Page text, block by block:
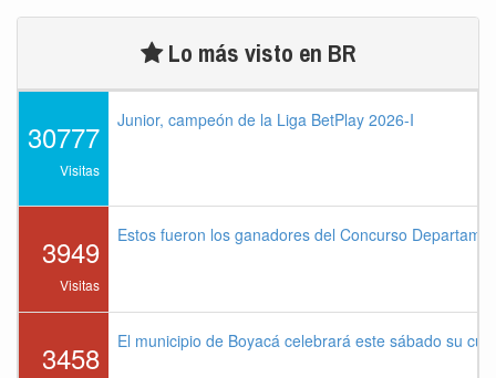
Lo más visto en BR
30777
Visitas
Junior, campeón de la Liga BetPlay 2026-I
3949
Visitas
Estos fueron los ganadores del Concurso
3458 El municipio de Boyacá celebrará este sábado su